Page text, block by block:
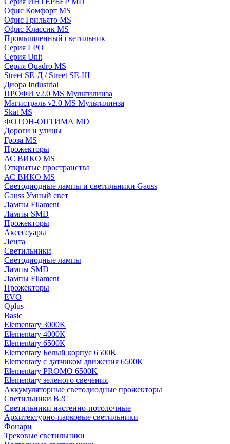
Офис Комфорт MS
Офис Грильято MS
Офис Классик MS
Промышленный светильник
Серия LPO
Серия Unit
Серия Quadro MS
Street SE-Д / Street SE-Ш
Диора Industrial
ПРОФИ v2.0 MS Мультилинза
Магистраль v2.0 MS Мультилинза
Skat MS
ФОТОН-ОПТИМА MD
Дороги и улицы
Гроза MS
Прожекторы
АС ВИКО MS
Открытые пространства
АС ВИКО MS
Светодиодные лампы и светильники Gauss
Gauss Умный свет
Лампы Filament
Лампы SMD
Прожекторы
Аксессуары
Лента
Светильники
Светодиодные лампы
Лампы SMD
Лампы Filament
Прожекторы
EVO
Qplus
Basic
Elementary 3000K
Elementary 4000К
Elementary 6500К
Elementary Белый корпус 6500K
Elementary с датчиком движения 6500K
Elementary PROMO 6500K
Elementary зеленого свечения
Аккумуляторные светодиодные прожекторы
Светильники B2C
Светильники настенно-потолочные
Архитектурно-парковые светильники
Фонари
Трековые светильники